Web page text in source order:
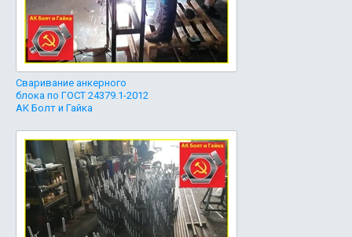
Сваривание анкерного
блока по ГОСТ 24379.1-2012
АК Болт и Гайка